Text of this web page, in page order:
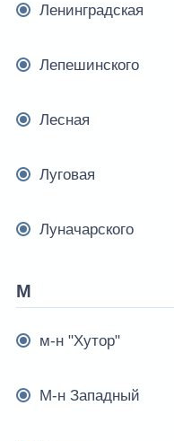
Ленинградская
Лепешинского
Лесная
Луговая
Луначарского
М
м-н "Хутор"
М-н Западный